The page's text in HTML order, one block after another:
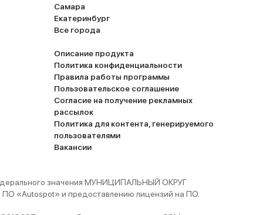
Самара
Екатеринбург
Все города
Описание продукта
Политика конфиденциальности
Правила работы программы
Пользовательское соглашение
Согласие на получение рекламных
рассылок
Политика для контента, генерируемого
пользователями
Вакансии
значения МУНИЦИПАЛЬНЫЙ ОКРУГ
«Autospot» и предоставлению лицензий на ПО.